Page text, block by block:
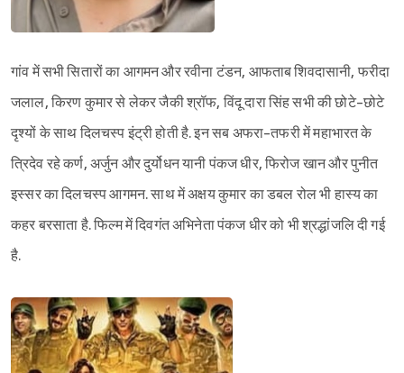
गांव में सभी सितारों का आगमन और रवीना टंडन, आफताब शिवदासानी, फरीदा
जलाल, किरण कुमार से लेकर जैकी श्रॉफ, विंदू दारा सिंह सभी की छोटे-छोटे
दृश्यों के साथ दिलचस्प इंट्री होती है. इन सब अफरा-तफरी में महाभारत के
त्रिदेव रहे कर्ण, अर्जुन और दुर्योधन यानी पंकज धीर, फिरोज खान और पुनीत
इस्सर का दिलचस्प आगमन. साथ में अक्षय कुमार का डबल रोल भी हास्य का
कहर बरसाता है. फिल्म में दिवगंत अभिनेता पंकज धीर को भी श्रद्धांजलि दी गई
है.